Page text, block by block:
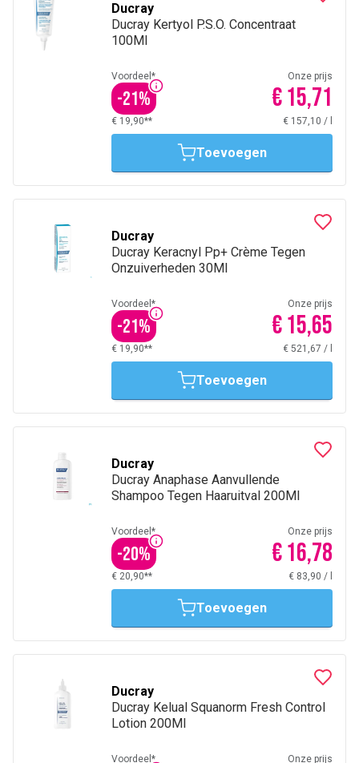
Ducray
Ducray Kertyol P.S.O. Concentraat
100Ml
Voordeel*
-21%
Onze prijs
€ 15,71
€ 19,90** € 157,10 /
Toevoegen
Ducray
Ducray Keracnyl Pp+ Crème Tegen
Onzuiverheden 30Ml
Voordeel*
-21%
Onze prijs
€ 15,65
€ 19,90** € 521,67 /
Toevoegen
Ducray
Ducray Anaphase Aanvullende
Shampoo Tegen Haaruitval 200Ml
Voordeel*
-20%
Onze prijs
€ 16,78
€ 20,90** € 83,90 /
Toevoegen
Ducray
Ducray Kelual Squanorm Fresh Control
Lotion 200Ml
Voordeel* Onze prijs